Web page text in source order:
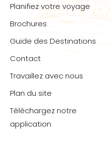
Planifiez votre voyage
Brochures
Guide des Destinations
Contact
Travaillez avec nous
Plan du site
Téléchargez notre
application